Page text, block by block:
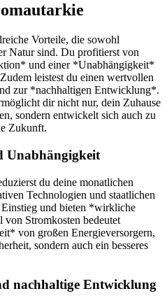
Vorteile, die sowohl
Natur sind. Du profitierst von
und einer *Unabhängigkeit*
leistest du einen wertvollen
zur *nachhaltigen Entwicklung*.
dir nicht nur, dein Zuhause
sondern entwickelt sich auch zu
Zukunft.
Unabhängigkeit
du deine monatlichen
Technologien und staatlichen
und bieten *wirkliche
Stromkosten bedeutet
von großen Energieversorgern,
sondern auch ein besseres
nachhaltige Entwicklung